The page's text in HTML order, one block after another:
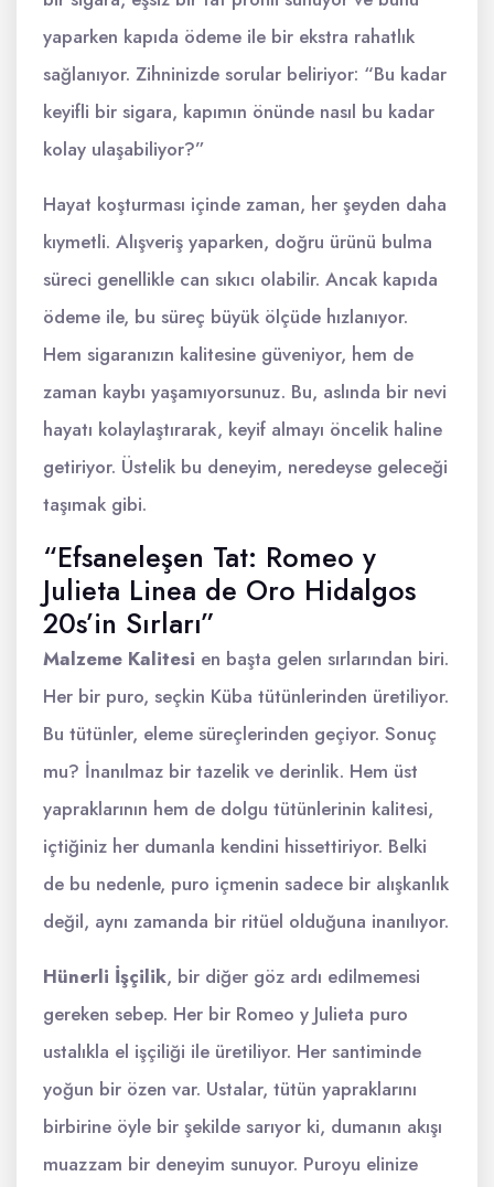
yaparken kapıda ödeme ile bir ekstra rahatlık
sağlanıyor. Zihninizde sorular beliriyor: “Bu kadar
keyifli bir sigara, kapımın önünde nasıl bu kadar
kolay ulaşabiliyor?”
Hayat koşturması içinde zaman, her şeyden daha
kıymetli. Alışveriş yaparken, doğru ürünü bulma
süreci genellikle can sıkıcı olabilir. Ancak kapıda
ödeme ile, bu süreç büyük ölçüde hızlanıyor.
Hem sigaranızın kalitesine güveniyor, hem de
zaman kaybı yaşamıyorsunuz. Bu, aslında bir nevi
hayatı kolaylaştırarak, keyif almayı öncelik haline
getiriyor. Üstelik bu deneyim, neredeyse geleceği
taşımak gibi.
“Efsaneleşen Tat: Romeo y
Julieta Linea de Oro Hidalgos
20s’in Sırları”
Malzeme Kalitesi en başta gelen sırlarından biri.
Her bir puro, seçkin Küba tütünlerinden üretiliyor.
Bu tütünler, eleme süreçlerinden geçiyor. Sonuç
mu? İnanılmaz bir tazelik ve derinlik. Hem üst
yapraklarının hem de dolgu tütünlerinin kalitesi,
içtiğiniz her dumanla kendini hissettiriyor. Belki
de bu nedenle, puro içmenin sadece bir alışkanlık
değil, aynı zamanda bir ritüel olduğuna inanılıyor.
Hünerli İşçilik, bir diğer göz ardı edilmemesi
gereken sebep. Her bir Romeo y Julieta puro
ustalıkla el işçiliği ile üretiliyor. Her santiminde
yoğun bir özen var. Ustalar, tütün yapraklarını
birbirine öyle bir şekilde sarıyor ki, dumanın akışı
muazzam bir deneyim sunuyor. Puroyu elinize